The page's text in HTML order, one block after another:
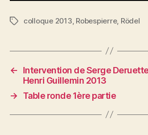
Étiquettes
colloque 2013 Robespierre, Rödel
←
Intervention de Serge
Henri Guillemin 2013
→
Table ronde 1ère partie